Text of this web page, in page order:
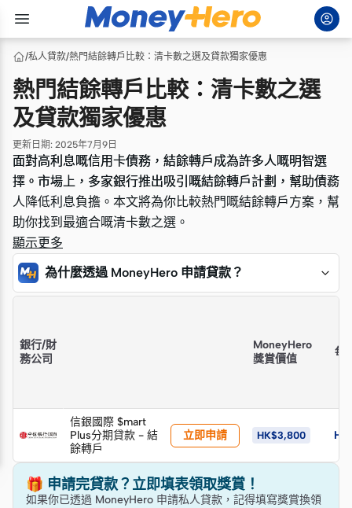
/私人貸款/熱門結餘轉戶比較：清卡數之選及貸款獨家優惠
熱門結餘轉戶比較：清卡數之選
及貸款獨家優惠
更新日期: 2025年7月9日
面對高利息嘅信用卡債務，結餘轉戶成為許多人嘅明智選
擇。市場上，多家銀行推出吸引嘅結餘轉戶計劃，幫助債務
人降低利息負擔。本文將為你比較熱門嘅結餘轉戶方案，幫
助你找到最適合嘅清卡數之選。
面對高利息嘅信用卡債務，結餘轉戶成為許多人嘅明智選
擇。市場上，多家銀行推出吸引嘅結餘轉戶計劃，幫助債務
人降低利息負擔。本文將為你比較熱門嘅結餘轉戶方案，幫
助你找到最適合嘅清卡數之選。
顯示更多
為什麼透過 MoneyHero 申請貸款？
銀行/財
務公司
MoneyHero
獎賞價值
每
信銀國際 $mart
Plus分期貸款 - 結
餘轉戶
立即申請 HK$3,800
🎁 申請完貸款？立即填表領取獎賞！
如果你已透過 MoneyHero 申請私人貸款，記得填寫獎賞換領